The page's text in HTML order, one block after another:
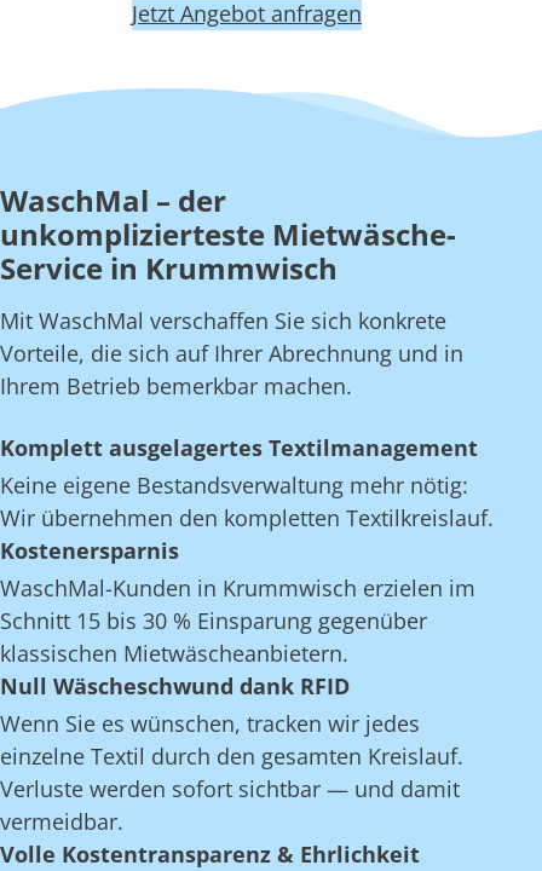
Jetzt Angebot anfragen
WaschMal – der
unkomplizierteste Mietwäsche-
Service in Krummwisch
Mit WaschMal verschaffen Sie sich konkrete
Vorteile, die sich auf Ihrer Abrechnung und in
Ihrem Betrieb bemerkbar machen.
Komplett ausgelagertes Textilmanagement
Keine eigene Bestandsverwaltung mehr nötig:
Wir übernehmen den kompletten Textilkreislauf.
Kostenersparnis
WaschMal-Kunden in Krummwisch erzielen im
Schnitt 15 bis 30 % Einsparung gegenüber
klassischen Mietwäscheanbietern.
Null Wäscheschwund dank RFID
Wenn Sie es wünschen, tracken wir jedes
einzelne Textil durch den gesamten Kreislauf.
Verluste werden sofort sichtbar — und damit
vermeidbar.
Volle Kostentransparenz & Ehrlichkeit